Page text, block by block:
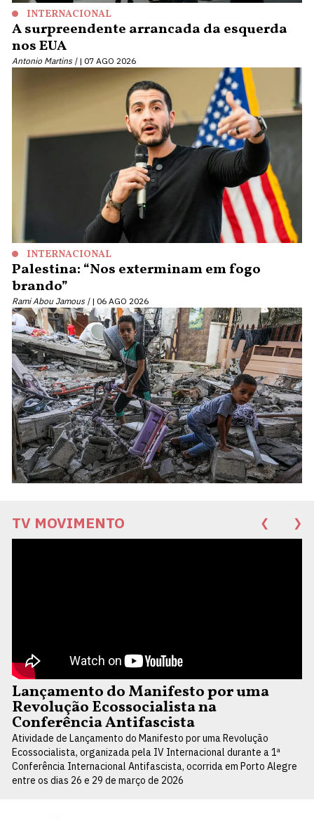
INTERNACIONAL
A surpreendente arrancada da esquerda
nos EUA
Antonio Martins | 07 AGO 2026
INTERNACIONAL
Palestina: “Nos exterminam em fogo
brando”
Rami Abou Jamous | 06 AGO 2026
TV MOVIMENTO ❮ ❯
Lançamento do Manifesto por uma
Revolução Ecossocialista na
Conferência Antifascista
Atividade de Lançamento do Manifesto por uma Revolução
Ecossocialista, organizada pela IV Internacional durante a 1ª
Conferência Internacional Antifascista, ocorrida em Porto Alegre
entre os dias 26 e 29 de março de 2026